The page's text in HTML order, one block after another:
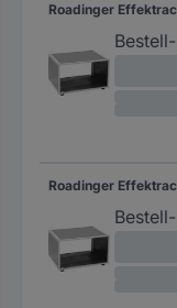
Roadinger
Roadinger